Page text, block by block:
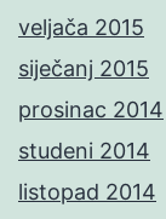
veljača 2015
siječanj 2015
prosinac 2014
studeni 2014
listopad 2014